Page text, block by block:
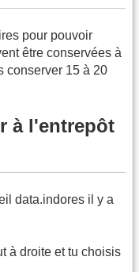
pour pouvoir
être conservées à
conserver 15 à 20
à l'entrepôt
data.indores il y a
à droite et tu choisis